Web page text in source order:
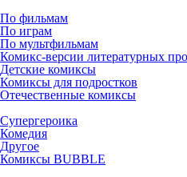
По фильмам
По играм
По мультфильмам
Комикс-версии литературных
Детские комиксы
Комиксы для подростков
Отечественные комиксы
Супергероика
Комедия
Другое
Комиксы BUBBLE